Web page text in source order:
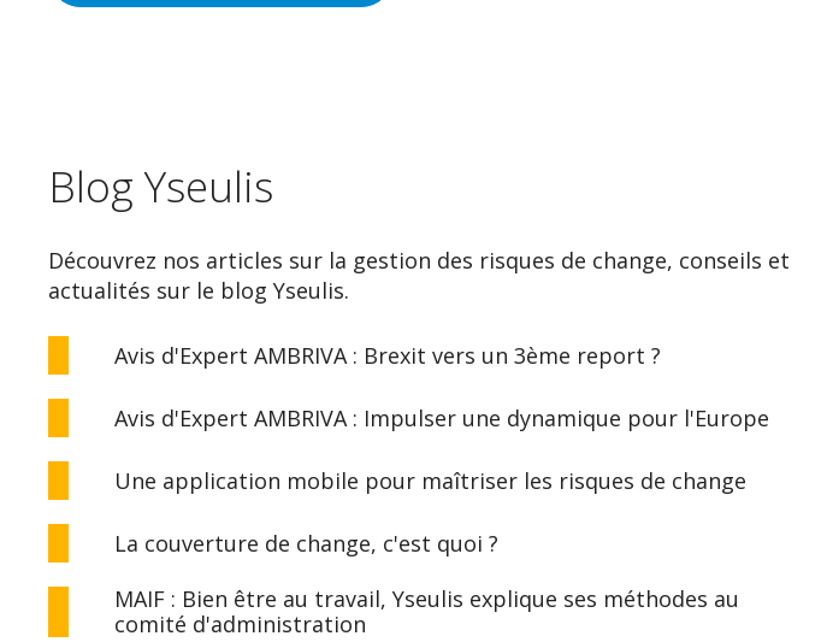
Blog Yseulis
Découvrez nos articles sur la gestion des risques de change, conseils et
actualités sur le blog Yseulis.
Avis d'Expert AMBRIVA : Brexit vers un 3ème report ?
Avis d'Expert AMBRIVA : Impulser une dynamique pour l'Europe
Une application mobile pour maîtriser les risques de change
La couverture de change, c'est quoi ?
MAIF : Bien être au travail, Yseulis explique ses méthodes au
comité d'administration